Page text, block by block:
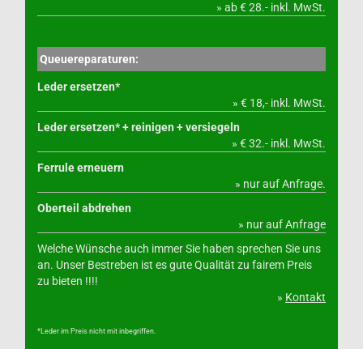
» ab € 28.- inkl. MwSt.
Queuereparaturen:
Leder ersetzen*
» € 18,- inkl. MwSt.
Leder ersetzen* + reinigen + versiegeln
» € 32.- inkl. MwSt.
Ferrule erneuern
» nur auf Anfrage.
Oberteil abdrehen
» nur auf Anfrage
Welche Wünsche auch immer Sie haben sprechen Sie uns
an. Unser Bestreben ist es gute Qualität zu fairem Preis
zu bieten !!!!
» Kontakt
*Leder im Preis nicht mit inbegriffen.